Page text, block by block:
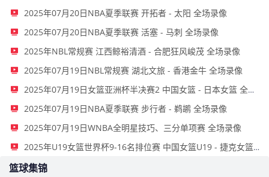
2025年07月20日NBA夏季联赛 开拓者 - 太阳 全场录像
2025年07月20日NBA夏季联赛 活塞 - 马刺 全场录像
2025年NBL常规赛 江西鲸裕清酒 - 合肥狂风峻茂 全场录像
2025年07月19日NBL常规赛 湖北文旅 - 香港金牛 全场录像
2025年07月19日女篮亚洲杯半决赛2 中国女篮 - 日本女篮 全场录像
2025年07月19日NBA夏季联赛 步行者 - 鹈鹕 全场录像
2025年07月19日WNBA全明星技巧、三分单项赛 全场录像
2025年U19女篮世界杯9-16名排位赛 中国女篮U19 - 捷克女篮U19 全场录像
篮球集锦